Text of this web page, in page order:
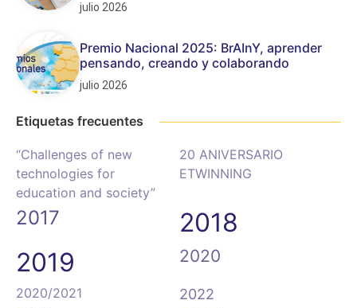
julio 2026
Premio Nacional 2025: BrAInY, aprender
pensando, creando y colaborando
julio 2026
Etiquetas frecuentes
“Challenges of new
technologies for
education and society”
20 ANIVERSARIO
ETWINNING
2017
2018
2019
2020
2020/2021
2022